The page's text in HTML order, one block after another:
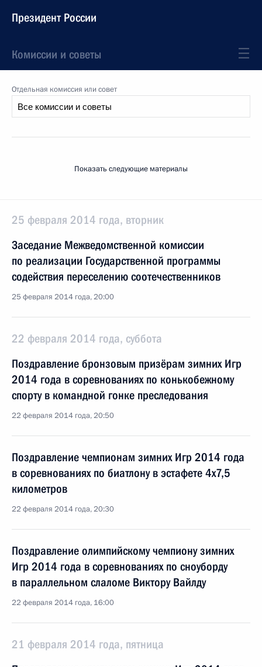
Президент России
Комиссии и советы
Отдельная комиссия или совет
Показать следующие материалы
25 февраля 2014 года, вторник
Заседание Межведомственной комиссии
по реализации Государственной программы
содействия переселению соотечественников
25 февраля 2014 года, 20:00
22 февраля 2014 года, суббота
Поздравление бронзовым призёрам зимних Игр
2014 года в соревнованиях по конькобежному
спорту в командной гонке преследования
22 февраля 2014 года, 20:50
Поздравление чемпионам зимних Игр 2014 года
в соревнованиях по биатлону в эстафете 4х7,5
километров
22 февраля 2014 года, 20:30
Поздравление олимпийскому чемпиону зимних
Игр 2014 года в соревнованиях по сноуборду
в параллельном слаломе Виктору Вайлду
22 февраля 2014 года, 16:00
21 февраля 2014 года, пятница